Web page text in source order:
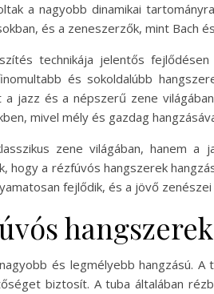
a nagyobb dinamikai
és a zeneszerzők, mint Bach
technikája jelentős
és sokoldalúbb
jazz és a népszerű zene
mivel mély és gazdag
zene világában, hanem
hogy a rézfúvós hangszerek
fejlődik, és a jövő
hangszerek
és legmélyebb hangzású.
biztosít. A tuba általában